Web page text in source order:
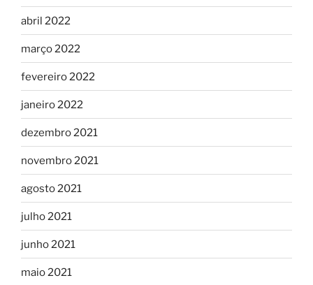
abril 2022
março 2022
fevereiro 2022
janeiro 2022
dezembro 2021
novembro 2021
agosto 2021
julho 2021
junho 2021
maio 2021